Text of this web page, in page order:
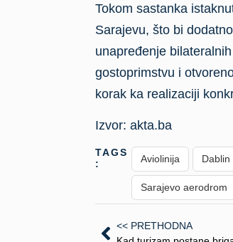
Tokom sastanka
Sarajevu, što bi
unapređenje
gostoprimstvu i
korak ka realizaciji
Izvor: akta.ba
TAGS
:
Aviolinija
Sarajevo aerodrom
<< PRETHODNA